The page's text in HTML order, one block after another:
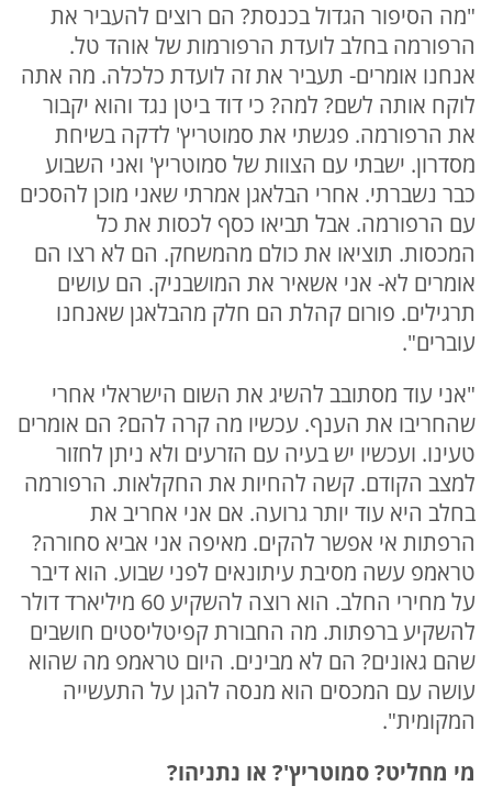
"מה הסיפור הגדול בכנסת? הם רוצים להעביר את
הרפורמה בחלב לועדת הרפורמות של אוהד טל.
אנחנו אומרים- תעביר את זה לועדת כלכלה. מה אתה
לוקח אותה לשם? למה? כי דוד ביטן נגד והוא יקבור
את הרפורמה. פגשתי את סמוטריץ' לדקה בשיחת
מסדרון. ישבתי עם הצוות של סמוטריץ' ואני השבוע
כבר נשברתי. אחרי הבלאגן אמרתי שאני מוכן להסכים
עם הרפורמה. אבל תביאו כסף לכסות את כל
המכסות. תוציאו את כולם מהמשחק. הם לא רצו הם
אומרים לא- אני אשאיר את המושבניק. הם עושים
תרגילים. פורום קהלת הם חלק מהבלאגן שאנחנו
עוברים".
"אני עוד מסתובב להשיג את השום הישראלי אחרי
שהחריבו את הענף. עכשיו מה קרה להם? הם אומרים
טעינו. ועכשיו יש בעיה עם הזרעים ולא ניתן לחזור
למצב הקודם. קשה להחיות את החקלאות. הרפורמה
בחלב היא עוד יותר גרועה. אם אני אחריב את
הרפתות אי אפשר להקים. מאיפה אני אביא סחורה?
טראמפ עשה מסיבת עיתונאים לפני שבוע. הוא דיבר
על מחירי החלב. הוא רוצה להשקיע 60 מיליארד דולר
להשקיע ברפתות. מה החבורת קפיטליסטים חושבים
שהם גאונים? הם לא מבינים. היום טראמפ מה שהוא
עושה עם המכסים הוא מנסה להגן על התעשייה
המקומית".
מי מחליט? סמוטריץ'? או נתניהו?